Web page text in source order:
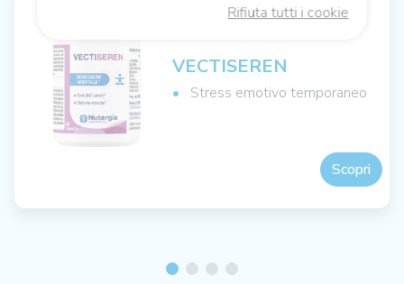
VECTISEREN
Stress emotivo temporaneo
Scopri
Rifiuta tutti i cookie